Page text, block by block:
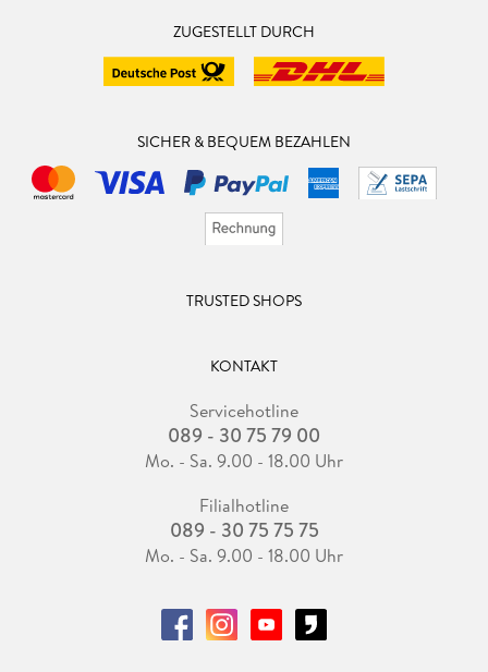
ZUGESTELLT DURCH
SICHER & BEQUEM BEZAHLEN
TRUSTED SHOPS
KONTAKT
Servicehotline
089 - 30 75 79 00
Mo. - Sa. 9.00 - 18.00 Uhr
Filialhotline
089 - 30 75 75 75
Mo. - Sa. 9.00 - 18.00 Uhr